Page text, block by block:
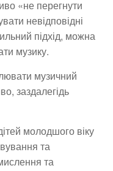
«не перегнути
невідповідні
підхід, можна
музику.
музичний
заздалегідь
молодшого віку
та
та